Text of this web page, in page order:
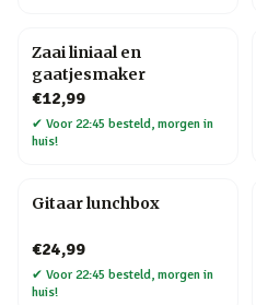
Zaai liniaal en
gaatjesmaker
€12,99
✔ Voor 22:45 besteld, morgen in
huis!
Gitaar lunchbox
€24,99
✔ Voor 22:45 besteld, morgen in
huis!